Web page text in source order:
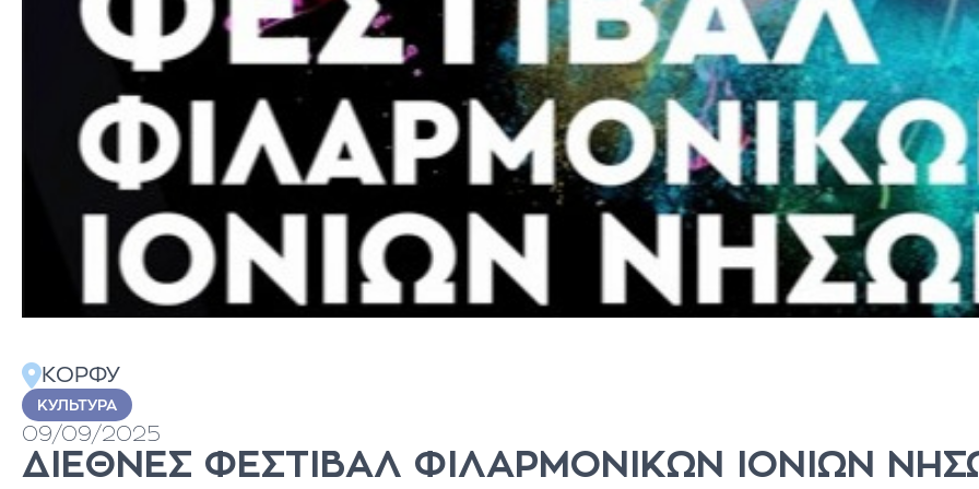
КОРФУ
KУЛЬТУРА
09/09/2025
ΔΙΕΘΝΕΣ ΦΕΣΤΙΒΑΛ ΦΙΛΑΡΜΟΝΙΚΩΝ ΙΟΝΙΩΝ